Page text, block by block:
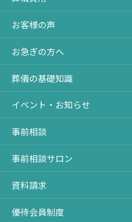
お客様の声
お急ぎの方へ
葬儀の基礎知識
イベント・お知らせ
事前相談
事前相談サロン
資料請求
優待会員制度